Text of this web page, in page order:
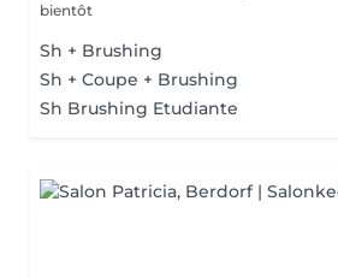
bientôt
Sh + Brushing
Sh + Coupe + Brushing
Sh Brushing Etudiante